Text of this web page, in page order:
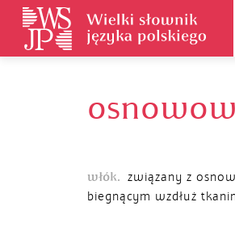
włók. związany z
biegnącym wzdłuż